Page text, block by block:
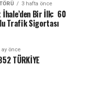
3 hafta önce
İhale’den Bir İlk: 60
Trafik Sigortası
ay önce
TÜRKİYE